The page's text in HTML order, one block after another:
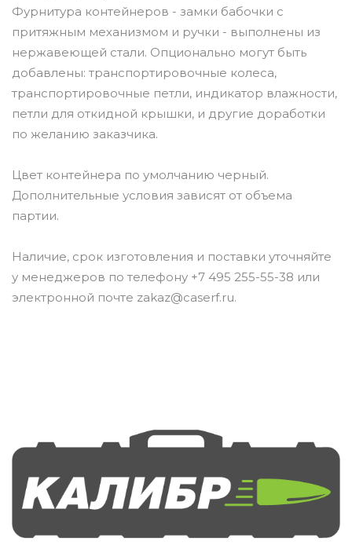
Фурнитура контейнеров - замки бабочки с
притяжным механизмом и ручки - выполнены из
нержавеющей стали. Опционально могут быть
добавлены: транспортировочные колеса,
транспортировочные петли, индикатор влажности,
петли для откидной крышки, и другие доработки
по желанию заказчика.
Цвет контейнера по умолчанию черный.
Дополнительные условия зависят от объема
партии.
Наличие, срок изготовления и поставки уточняйте
у менеджеров по телефону +7 495 255-55-38 или
электронной почте zakaz@caserf.ru.